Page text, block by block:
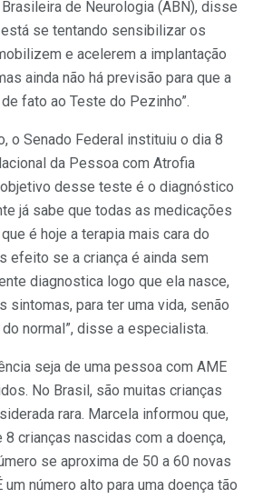
de Neurologia (ABN), disse
se tentando sensibilizar os
e acelerem a implantação
ainda não há previsão para que a
fato ao Teste do Pezinho”.
o Senado Federal instituiu o dia 8
da Pessoa com Atrofia
objetivo desse teste é o diagnóstico
já sabe que todas as medicações
é hoje a terapia mais cara do
efeito se a criança é ainda sem
diagnostica logo que ela nasce,
sintomas, para ter uma vida, senão
normal”, disse a especialista.
seja de uma pessoa com AME
No Brasil, são muitas crianças
rara. Marcela informou que,
8 crianças nascidas com a doença,
se aproxima de 50 a 60 novas
um número alto para uma doença tão